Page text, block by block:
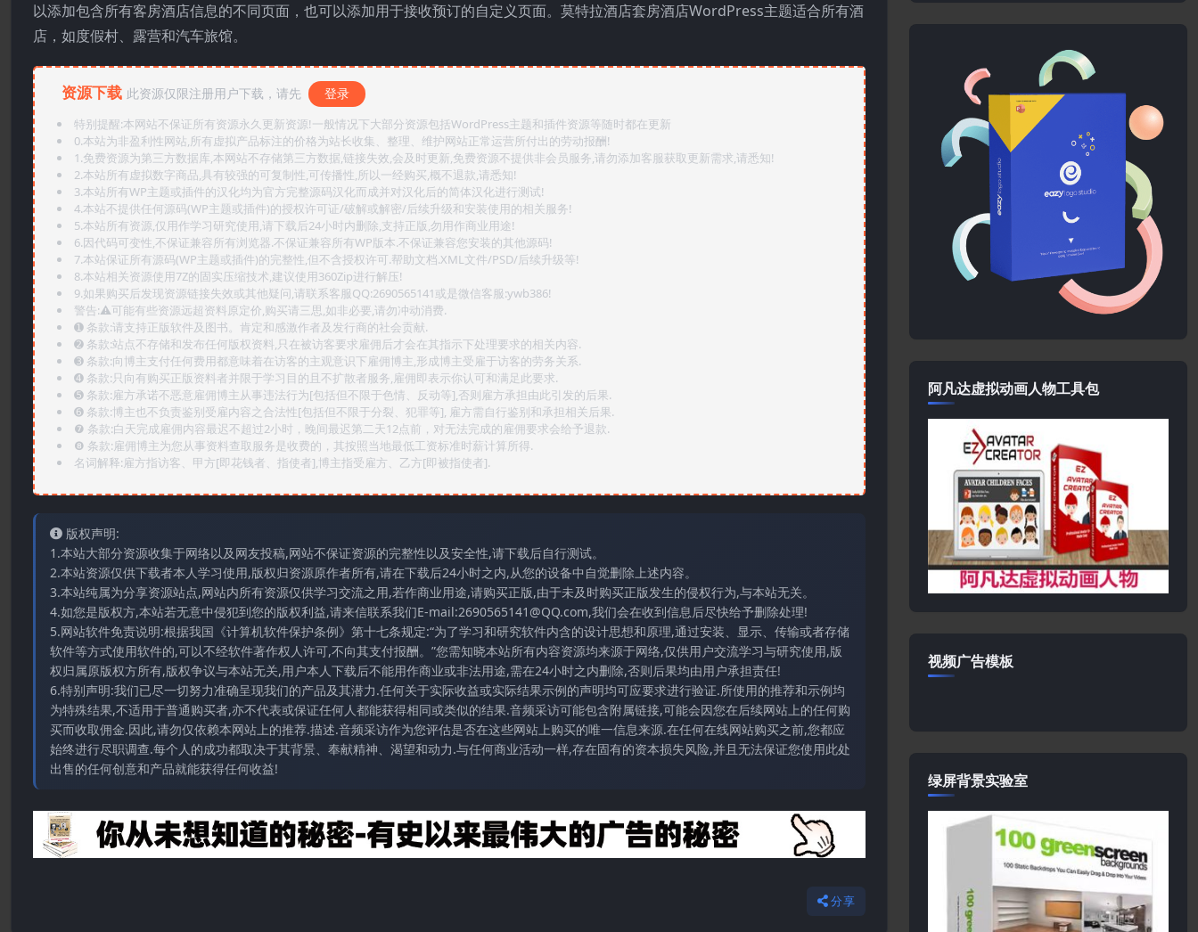
以添加包含所有客房酒店信息的不同页面，也可以添加用于接收预订的自定义页面。莫特拉酒店套房酒店WordPress主题适合所有酒
店，如度假村、露营和汽车旅馆。
资源下载 此资源仅限注册用户下载，请先 登录
特别提醒:本网站不保证所有资源永久更新资源!一般情况下大部分资源包括WordPress主题和插件资源等随时都在更新
0.本站为非盈利性网站,所有虚拟产品标注的价格为站长收集、整理、维护网站正常运营所付出的劳动报酬!
1.免费资源为第三方数据库,本网站不存储第三方数据,链接失效,会及时更新,免费资源不提供非会员服务,请勿添加客服获取更新需求,请悉知!
2.本站所有虚拟数字商品,具有较强的可复制性,可传播性,所以一经购买,概不退款,请悉知!
3.本站所有WP主题或插件的汉化均为官方完整源码汉化而成并对汉化后的简体汉化进行测试!
4.本站不提供任何源码(WP主题或插件)的授权许可证/破解或解密/后续升级和安装使用的相关服务!
5.本站所有资源,仅用作学习研究使用,请下载后24小时内删除,支持正版,勿用作商业用途!
6.因代码可变性,不保证兼容所有浏览器.不保证兼容所有WP版本.不保证兼容您安装的其他源码!
7.本站保证所有源码(WP主题或插件)的完整性,但不含授权许可.帮助文档.XML文件/PSD/后续升级等!
8.本站相关资源使用7Z的固实压缩技术,建议使用360Zip进行解压!
9.如果购买后发现资源链接失效或其他疑问,请联系客服QQ:2690565141或是微信客服:ywb386!
警告:⚠️可能有些资源远超资料原定价,购买请三思,如非必要,请勿冲动消费.
➊️ 条款:请支持正版软件及图书。肯定和感激作者及发行商的社会贡献.
➋️ 条款:站点不存储和发布任何版权资料,只在被访客要求雇佣后才会在其指示下处理要求的相关内容.
➌️ 条款:向博主支付任何费用都意味着在访客的主观意识下雇佣博主,形成博主受雇于访客的劳务关系.
➍️ 条款:只向有购买正版资料者并限于学习目的且不扩散者服务,雇佣即表示你认可和满足此要求.
➎ 条款:雇方承诺不恶意雇佣博主从事违法行为[包括但不限于色情、反动等],否则雇方承担由此引发的后果.
➏️ 条款:博主也不负责鉴别受雇内容之合法性[包括但不限于分裂、犯罪等], 雇方需自行鉴别和承担相关后果.
❼ 条款:白天完成雇佣内容最迟不超过2小时，晚间最迟第二天12点前，对无法完成的雇佣要求会给予退款.
❽ 条款:雇佣博主为您从事资料查取服务是收费的，其按照当地最低工资标准时薪计算所得.
名词解释:雇方指访客、甲方[即花钱者、指使者],博主指受雇方、乙方[即被指使者].
版权声明:
1.本站大部分资源收集于网络以及网友投稿,网站不保证资源的完整性以及安全性,请下载后自行测试。
2.本站资源仅供下载者本人学习使用,版权归资源原作者所有,请在下载后24小时之内,从您的设备中自觉删除上述内容。
3.本站纯属为分享资源站点,网站内所有资源仅供学习交流之用,若作商业用途,请购买正版,由于未及时购买正版发生的侵权行为,与本站无关。
4.如您是版权方,本站若无意中侵犯到您的版权利益,请来信联系我们E-mail:2690565141@QQ.com,我们会在收到信息后尽快给予删除处理!
5.网站软件免责说明:根据我国《计算机软件保护条例》第十七条规定:“为了学习和研究软件内含的设计思想和原理,通过安装、显示、传输或者存储
软件等方式使用软件的,可以不经软件著作权人许可,不向其支付报酬。”您需知晓本站所有内容资源均来源于网络,仅供用户交流学习与研究使用,版
权归属原版权方所有,版权争议与本站无关,用户本人下载后不能用作商业或非法用途,需在24小时之内删除,否则后果均由用户承担责任!
6.特别声明:我们已尽一切努力准确呈现我们的产品及其潜力.任何关于实际收益或实际结果示例的声明均可应要求进行验证.所使用的推荐和示例均
为特殊结果,不适用于普通购买者,亦不代表或保证任何人都能获得相同或类似的结果.音频采访可能包含附属链接,可能会因您在后续网站上的任何购
买而收取佣金.因此,请勿仅依赖本网站上的推荐.描述.音频采访作为您评估是否在这些网站上购买的唯一信息来源.在任何在线网站购买之前,您都应
始终进行尽职调查.每个人的成功都取决于其背景、奉献精神、渴望和动力.与任何商业活动一样,存在固有的资本损失风险,并且无法保证您使用此处
出售的任何创意和产品就能获得任何收益!
分享
阿凡达虚拟动画人物工具包
视频广告模板
绿屏背景实验室